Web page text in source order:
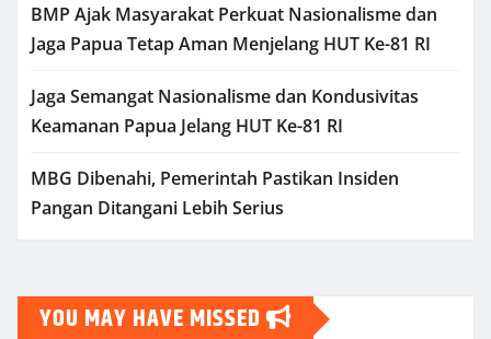
BMP Ajak Masyarakat Perkuat Nasionalisme dan
Jaga Papua Tetap Aman Menjelang HUT Ke-81 RI
Jaga Semangat Nasionalisme dan Kondusivitas
Keamanan Papua Jelang HUT Ke-81 RI
MBG Dibenahi, Pemerintah Pastikan Insiden
Pangan Ditangani Lebih Serius
YOU MAY HAVE MISSED